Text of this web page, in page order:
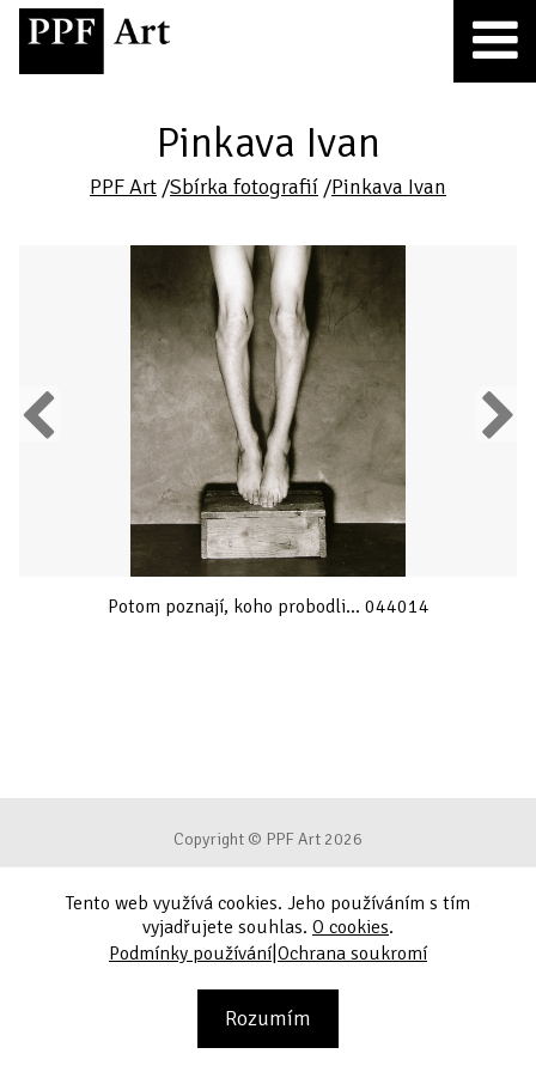
Pinkava Ivan
PPF Art /Sbírka fotografií /Pinkava Ivan
Previous
Potom poznají, koho probodli... 044014
Next
Copyright © PPF Art 2026
Podmínky používání
Ochrana soukromí
Tento web využívá cookies. Jeho používáním s tím
vyjadřujete souhlas. O cookies.
Podmínky používání|Ochrana soukromí
Rozumím